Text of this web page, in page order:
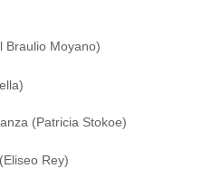
Braulio Moyano)
(Patricia Stokoe)
Rey)